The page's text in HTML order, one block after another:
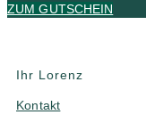
ZUM GUTSCHEIN
Ihr Lorenz
Kontakt